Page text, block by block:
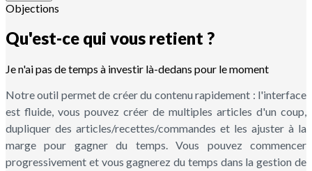
Objections
Qu'est-ce qui vous retient ?
Je n'ai pas de temps à investir là-dedans pour le moment
Notre outil permet de créer du contenu rapidement : l'interface
est fluide, vous pouvez créer de multiples articles d'un coup,
dupliquer des articles/recettes/commandes et les ajuster à la
marge pour gagner du temps. Vous pouvez commencer
progressivement et vous gagnerez du temps dans la gestion de